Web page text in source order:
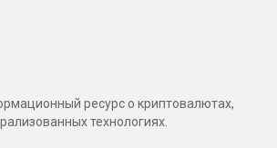
ресурс о криптовалютах,
технологиях.